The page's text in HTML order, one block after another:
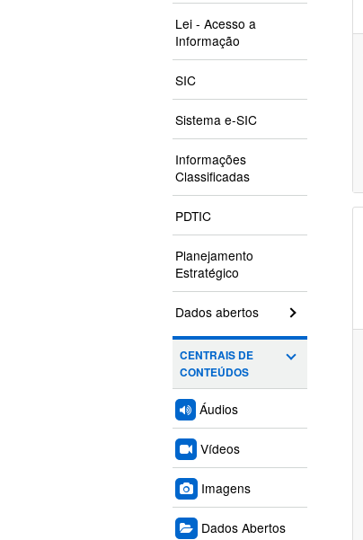
Lei - Acesso a
Informação
SIC
Sistema e-SIC
Informações
Classificadas
PDTIC
Planejamento
Estratégico
Dados abertos
CENTRAIS DE
CONTEÚDOS
Áudios
Vídeos
Imagens
Dados Abertos